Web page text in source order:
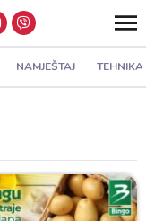
NAMJEŠTAJ TEHNIKA